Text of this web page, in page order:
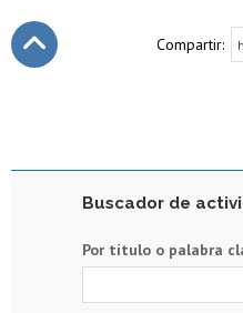
Compartir:
Buscador de
Por título o palabra